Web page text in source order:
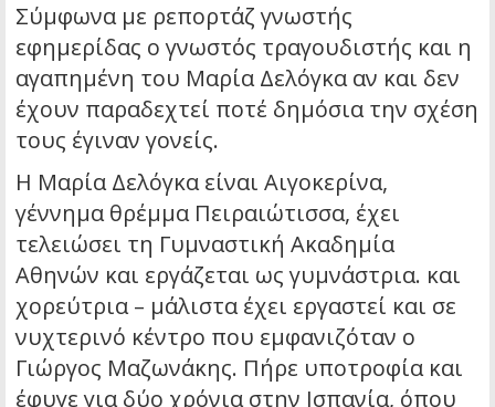
Σύμφωνα με ρεπορτάζ γνωστής
εφημερίδας ο γνωστός τραγουδιστής και η
αγαπημένη του Μαρία Δελόγκα αν και δεν
έχουν παραδεχτεί ποτέ δημόσια την σχέση
τους έγιναν γονείς.
Η Μαρία Δελόγκα είναι Αιγοκερίνα,
γέννημα θρέμμα Πειραιώτισσα, έχει
τελειώσει τη Γυμναστική Ακαδημία
Αθηνών και εργάζεται ως γυμνάστρια. και
χορεύτρια – μάλιστα έχει εργαστεί και σε
νυχτερινό κέντρο που εμφανιζόταν ο
Γιώργος Μαζωνάκης. Πήρε υποτροφία και
έφυγε για δύο χρόνια στην Ισπανία, όπου